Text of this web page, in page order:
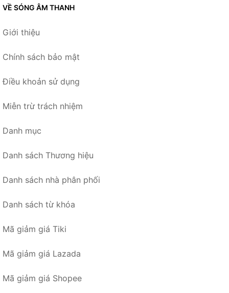
VỀ SÓNG ÂM THANH
Giới thiệu
Chính sách bảo mật
Điều khoản sử dụng
Miễn trừ trách nhiệm
Danh mục
Danh sách Thương hiệu
Danh sách nhà phân phối
Danh sách từ khóa
Mã giảm giá Tiki
Mã giảm giá Lazada
Mã giảm giá Shopee